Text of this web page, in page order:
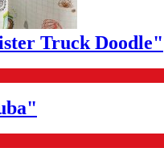
Truck Doodle"